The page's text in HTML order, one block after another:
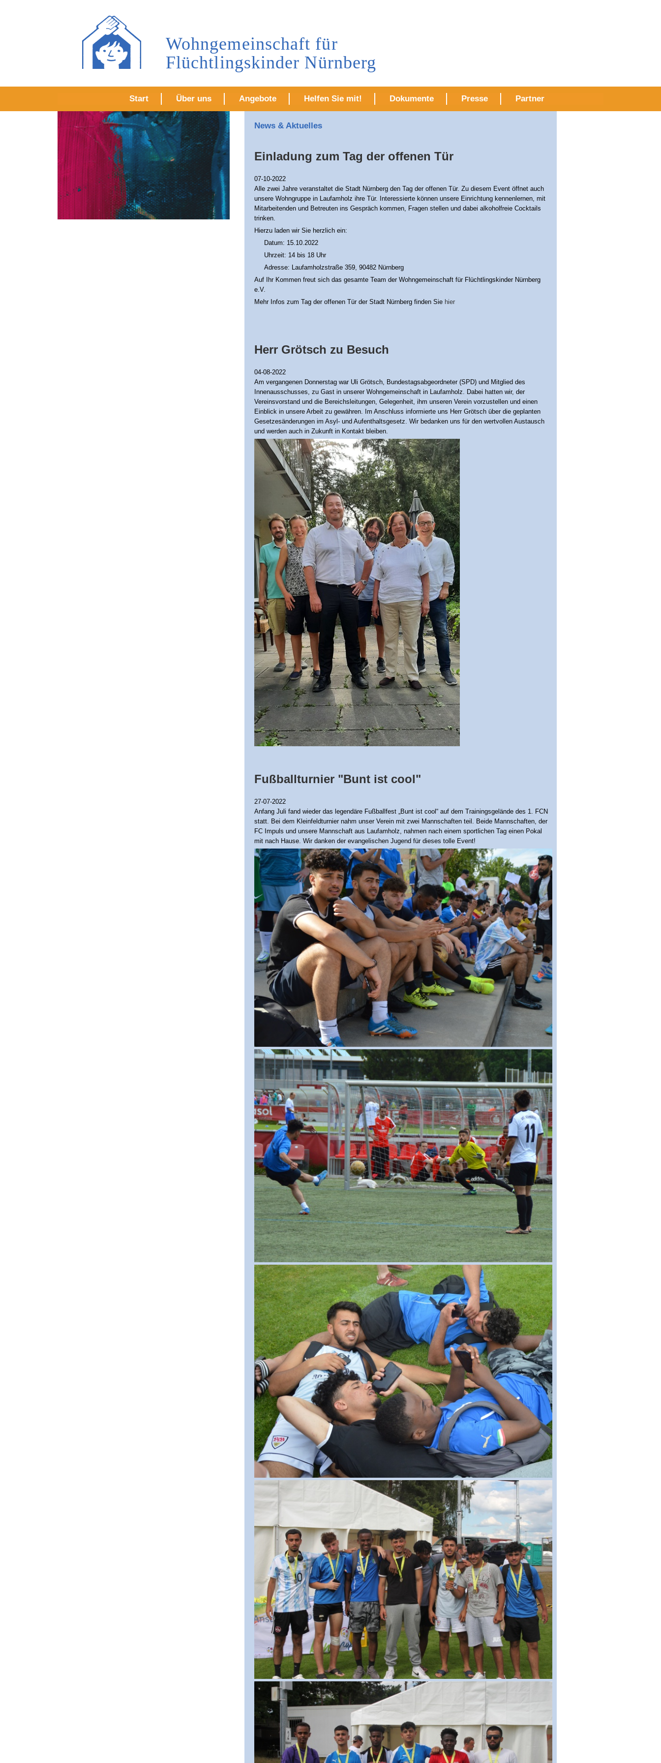
Wohngemeinschaft für
Flüchtlingskinder Nürnberg
Start Über uns Angebote Helfen Sie mit! Dokumente Presse Partner
News & Aktuelles
Einladung zum Tag der offenen Tür
07-10-2022
Alle zwei Jahre veranstaltet die Stadt Nürnberg den Tag der offenen Tür. Zu diesem Event öffnet auch
unsere Wohngruppe in Laufamholz ihre Tür. Interessierte können unsere Einrichtung kennenlernen, mit
Mitarbeitenden und Betreuten ins Gespräch kommen, Fragen stellen und dabei alkoholfreie Cocktails
trinken.
Hierzu laden wir Sie herzlich ein:
Datum: 15.10.2022
Uhrzeit: 14 bis 18 Uhr
Adresse: Laufamholzstraße 359, 90482 Nürnberg
Auf Ihr Kommen freut sich das gesamte Team der Wohngemeinschaft für Flüchtlingskinder Nürnberg
e.V.
Mehr Infos zum Tag der offenen Tür der Stadt Nürnberg finden Sie hier
Herr Grötsch zu Besuch
04-08-2022
Am vergangenen Donnerstag war Uli Grötsch, Bundestagsabgeordneter (SPD) und Mitglied des
Innenausschusses, zu Gast in unserer Wohngemeinschaft in Laufamholz. Dabei hatten wir, der
Vereinsvorstand und die Bereichsleitungen, Gelegenheit, ihm unseren Verein vorzustellen und einen
Einblick in unsere Arbeit zu gewähren. Im Anschluss informierte uns Herr Grötsch über die geplanten
Gesetzesänderungen im Asyl- und Aufenthaltsgesetz. Wir bedanken uns für den wertvollen Austausch
und werden auch in Zukunft in Kontakt bleiben.
Fußballturnier "Bunt ist cool"
27-07-2022
Anfang Juli fand wieder das legendäre Fußballfest „Bunt ist cool“ auf dem Trainingsgelände des 1. FCN
statt. Bei dem Kleinfeldturnier nahm unser Verein mit zwei Mannschaften teil. Beide Mannschaften, der
FC Impuls und unsere Mannschaft aus Laufamholz, nahmen nach einem sportlichen Tag einen Pokal
mit nach Hause. Wir danken der evangelischen Jugend für dieses tolle Event!